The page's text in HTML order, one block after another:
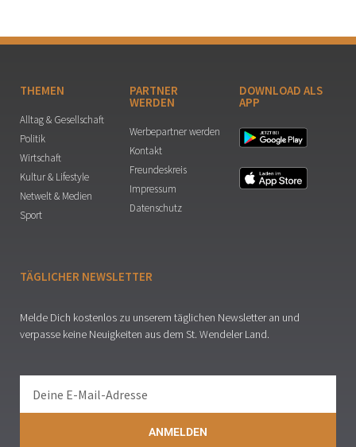
THEMEN
Alltag & Gesellschaft
Politik
Wirtschaft
Kultur & Lifestyle
Netwelt & Medien
Sport
PARTNER
WERDEN
Werbepartner werden
Kontakt
Freundeskreis
Impressum
Datenschutz
DOWNLOAD ALS
APP
TÄGLICHER NEWSLETTER
Melde Dich kostenlos zu unserem täglichen Newsletter an und
verpasse keine Neuigkeiten aus dem St. Wendeler Land.
ANMELDEN